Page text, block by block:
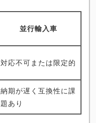
並行輸入車
対応不可または限定的
納期が遅く互換性に課
題あり